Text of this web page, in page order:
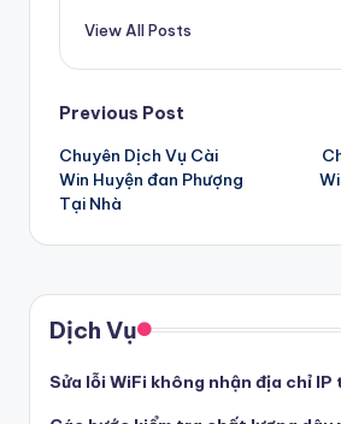
View All Posts
Post
navigation
Previous Post
Chuyên Dịch Vụ Cài
Win Huyện đan Phượng
Tại Nhà
Dịch Vụ
Sửa lỗi WiFi không nhận địa chỉ